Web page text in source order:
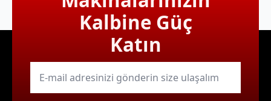
Kalbine Güç
Katın
E-
mail